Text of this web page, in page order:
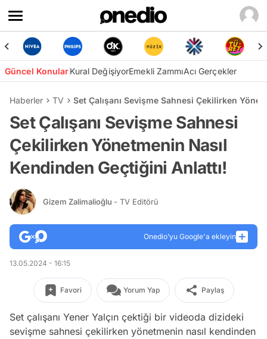
Güncel KonularKural DeğişiyorEmekli ZammıAcı Gerçekler
Haberler TV Set Çalışanı Sevişme Sahnesi Çekilirken
Set Çalışanı Sevişme Sahnesi
Çekilirken Yönetmenin Nasıl
Kendinden Geçtiğini Anlattı!
Gizem Zalimalioğlu - TV Editörü
Onedio’yu Google'a ekleyin
13.05.2024 - 16:15
Favori Yorum Yap Paylaş
Set çalışanı Yener Yalçın çektiği bir videoda dizideki
sevişme sahnesi çekilirken yönetmenin nasıl kendinden